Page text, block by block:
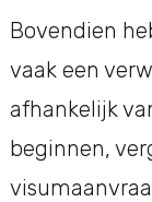
Bovendien
vaak een
afhankelijk
beginnen,